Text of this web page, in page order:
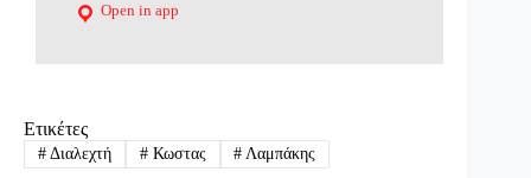
Open in app
Ετικέτες
#Διαλεχτή #Κωστας # Λαμπάκης